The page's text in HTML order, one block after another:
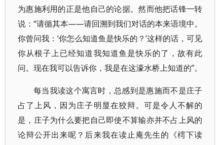
为惠施利用的正是他自己的论据。然而他把话锋一转
说：“请循其本――请回溯到我们对话的本来语境中。
你曾问我：‘你怎么知道鱼是快乐的？’这样的话，可见
你从根子上已经知道我知道鱼是快乐的了，故有此
问。现在我可以告诉你，我是在这濠水桥上知道的”。
每当我读这个寓言时，总感到是惠施而不是庄子
占了上风，因为庄子明显在狡辩。可是令人不解的
是，庄子为什么要把自己即使不算输亦并不占上风的
论辩公开出来呢？后来我在读止庵先生的《樗下读